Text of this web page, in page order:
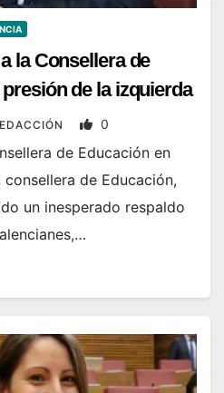
la Consellera de
de la izquierda
0
de Educación en
de Educación,
un inesperado respaldo